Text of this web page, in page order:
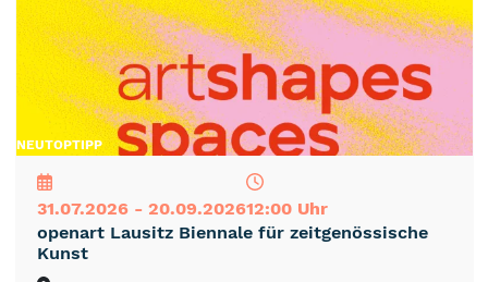
NEUTOPTIPP
31.07.2026 - 20.09.202612:00 Uhr
openart Lausitz Biennale für zeitgenössische
Kunst